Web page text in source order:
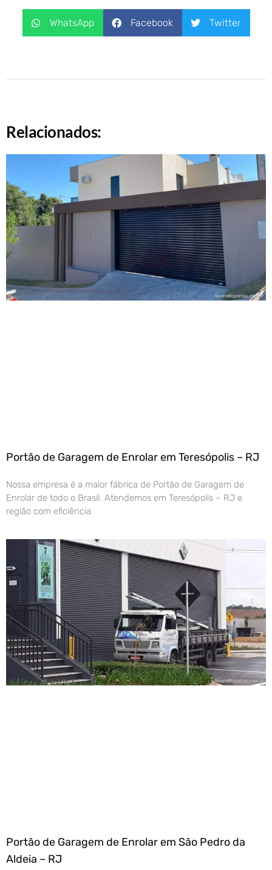
WhatsApp Facebook Twitter
Relacionados:
Portão de Garagem de Enrolar em Teresópolis – RJ
Nossa empresa é a maior fábrica de Portão de Garagem de
Enrolar de todo o Brasil. Atendemos em Teresópolis – RJ e
região com eficiência
Portão de Garagem de Enrolar em São Pedro da
Aldeia – RJ